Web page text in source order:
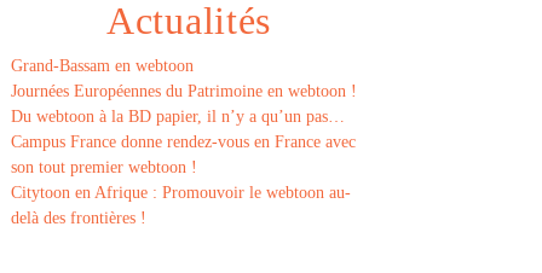
Actualités
Grand-Bassam en webtoon
Journées Européennes du Patrimoine en webtoon !
Du webtoon à la BD papier, il n’y a qu’un pas…
Campus France donne rendez-vous en France avec
son tout premier webtoon !
Citytoon en Afrique : Promouvoir le webtoon au-
delà des frontières !